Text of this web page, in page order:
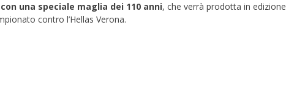
una speciale maglia dei 110 anni, che verrà prodotta in edizione
contro l’Hellas Verona.